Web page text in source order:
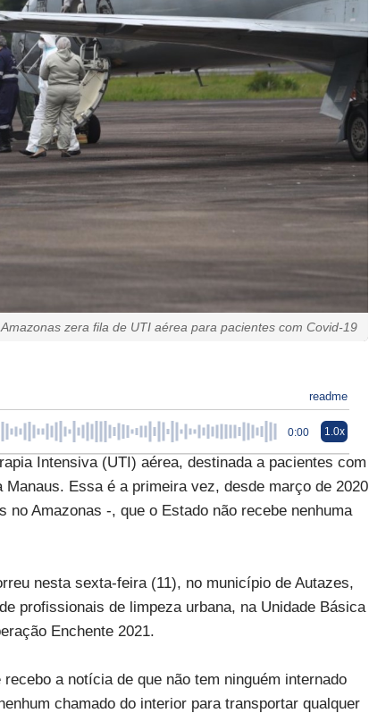
Amazonas zera fila de UTI aérea para pacientes com Covid-19
readme
0:00 1.0x
Intensiva (UTI) aérea, destinada a pacientes com
Essa é a primeira vez, desde março de 2020
Amazonas -, que o Estado não recebe nenhuma
nesta sexta-feira (11), no município de Autazes,
profissionais de limpeza urbana, na Unidade Básica
Enchente 2021.
a notícia de que não tem ninguém internado
chamado do interior para transportar qualquer